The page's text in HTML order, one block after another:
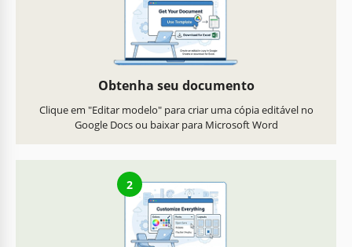
Obtenha seu documento
Clique em "Editar modelo" para criar uma cópia editável no
Google Docs ou baixar para Microsoft Word
2